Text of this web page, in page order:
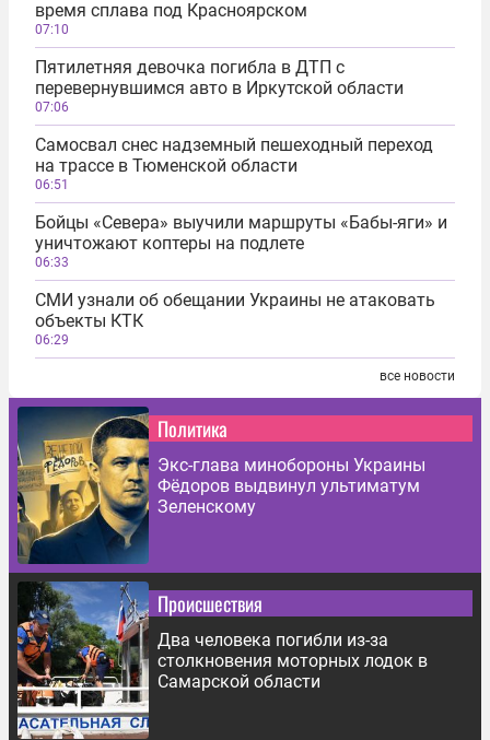
время сплава под Красноярском
07:10
Пятилетняя девочка погибла в ДТП с
перевернувшимся авто в Иркутской области
07:06
Самосвал снес надземный пешеходный переход
на трассе в Тюменской области
06:51
Бойцы «Севера» выучили маршруты «Бабы-яги» и
уничтожают коптеры на подлете
06:33
СМИ узнали об обещании Украины не атаковать
объекты КТК
06:29
все новости
Политика
Экс-глава минобороны Украины
Фёдоров выдвинул ультиматум
Зеленскому
Происшествия
Два человека погибли из-за
столкновения моторных лодок в
Самарской области